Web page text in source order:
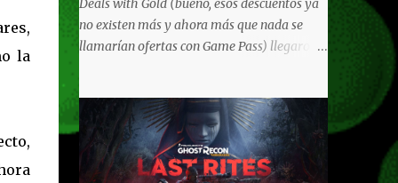
la
Deals with Gold (bueno, esos descuentos ya
no existen más y ahora más que nada se
llamarían ofertas con Game Pass) llegaron a
10/11, varios de los juegos que están de
oferta también cuentan con soporte para
Xbox Play Anywhere, lo que nos permite
jugarlos y mantener un progreso